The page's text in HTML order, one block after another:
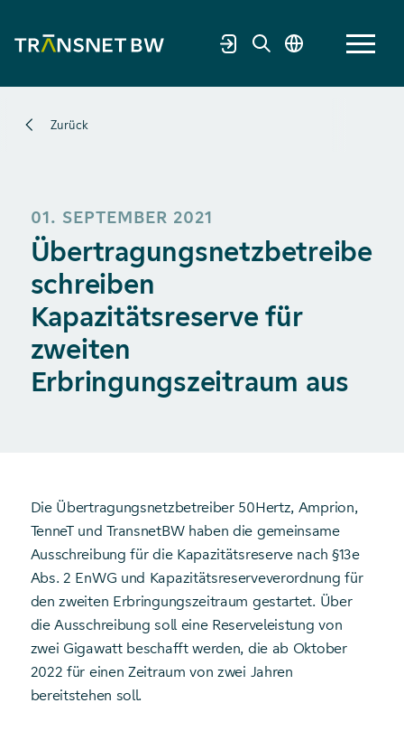
Zurück
01. SEPTEMBER 2021
Übertragungsnetzbetreiber
schreiben
Kapazitätsreserve für
zweiten
Erbringungszeitraum aus
Die Übertragungsnetzbetreiber 50Hertz, Amprion,
TenneT und TransnetBW haben die gemeinsame
Ausschreibung für die Kapazitätsreserve nach §13e
Abs. 2 EnWG und Kapazitätsreserveverordnung für
den zweiten Erbringungszeitraum gestartet. Über
die Ausschreibung soll eine Reserveleistung von
zwei Gigawatt beschafft werden, die ab Oktober
2022 für einen Zeitraum von zwei Jahren
bereitstehen soll.